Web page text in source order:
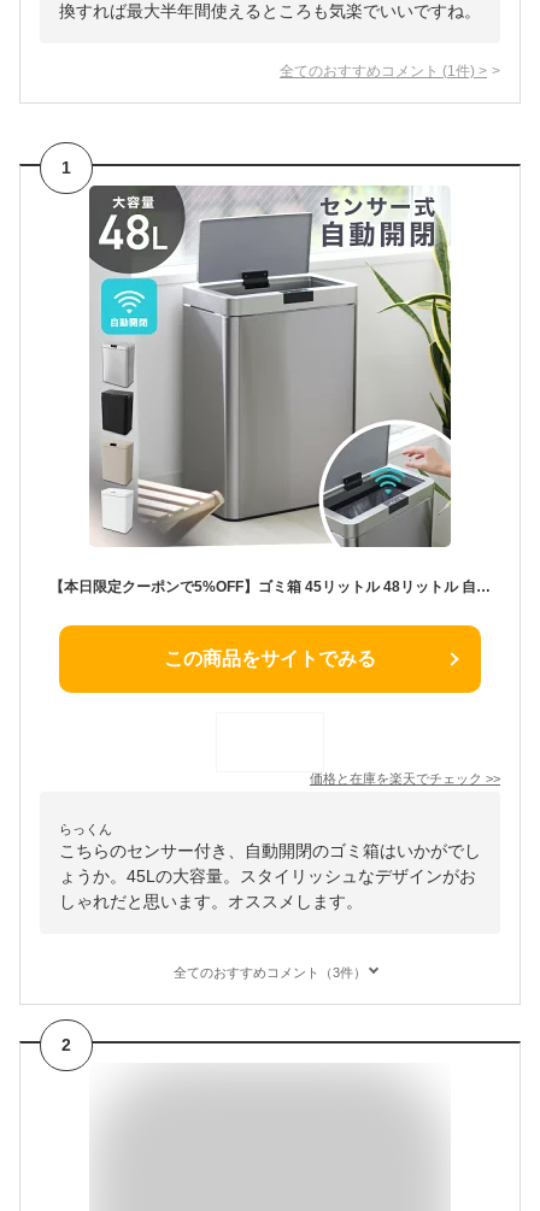
換すれば最大半年間使えるところも気楽でいいですね。
全てのおすすめコメント (1 件) >
1
【本日限定クーポンで5%OFF】ゴミ箱 45リットル 48リットル 自動開閉 おしゃれ スリム ふた付き 45L 対応 センサー 自動 全自動開閉式 大容量 ゴミ箱 縦型 ペダルいらず自動開閉 ダストボックス ごみ箱 おしゃれ キッチン リビング 送料無料
この商品をサイトでみる
価格と在庫を楽天でチェック >>
らっくん
こちらのセンサー付き、自動開閉のゴミ箱はいかがでし
ょうか。45Lの大容量。スタイリッシュなデザインがお
しゃれだと思います。オススメします。
全てのおすすめコメント（3件）
2